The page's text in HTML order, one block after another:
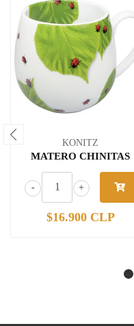
KONITZ
MATERO CHINITAS
+
-
$16.900 CLP